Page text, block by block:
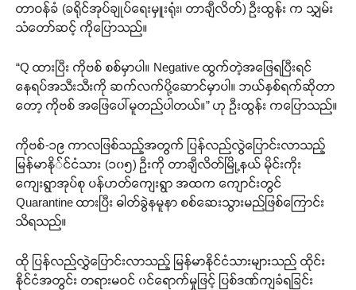
တာဝန်ခံ (ခရိုင်အုပ်ချုပ်ရေးမှူးရုံး၊ တာချီလိတ်) ဦးထွန်း က သျှမ်း
သံတော်ဆင့် ကိုပြောသည်။
“Q ထားပြီး ကိုဗစ် စစ်မှာပါ။ Negative ထွက်တဲ့အဖြေရပြီးရင်
နေရပ်အသီးသီးကို ဆက်လက်ပို့ဆောင်မှာပါ။ ဘယ်နှစ်ရက်ဆိုတာ
တော့ ကိုဗစ် အဖြေပေါ်မူတည်ပါတယ်။” ဟု ဦးထွန်း ကပြောသည်။
ကိုဗစ်-၁၉ ကာလဖြစ်သည့်အတွက် ပြန်လည်လွဲပြောင်းလာသည့်
မြန်မာနို်င်ငံသား (၁၀၅) ဦးကို တာချီလိတ်မြို့နယ် မိုင်းကိုး
ကျေးရွာအုပ်စု ပန်ဟတ်ကျေးရွာ အထက ကျောင်းတွင်
Quarantine ထားပြီး ဓါတ်ခွဲနမူနာ စစ်ဆေးသွားမည်ဖြစ်ကြောင်း
သိရသည်။
ထို ပြန်လည်လွှဲပြောင်းလာသည့် မြန်မာနိုင်ငံသားများသည် ထိုင်း
နိုင်ငံအတွင်း တရားမဝင် ၀င်ရောက်မှုဖြင့် ပြစ်ဒဏ်ကျခံရခြင်း